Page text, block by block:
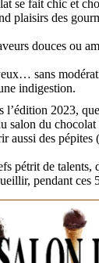
se fait chic et
plaisirs des
douces ou
sans
indigestion.
l’édition 2023,
salon du chocolat
aussi des pépites
pétrit de talents,
pendant ces